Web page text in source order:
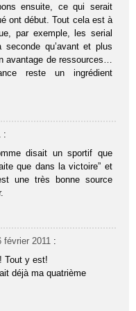
ensuite, ce qui serait
ont début. Tout cela est à
par exemple, les serial
seconde qu’avant et plus
avantage de ressources…
reste un ingrédient
:
disait un sportif que
que dans la victoire” et
une très bonne source
février 2011 :
Tout y est!
déjà ma quatrième